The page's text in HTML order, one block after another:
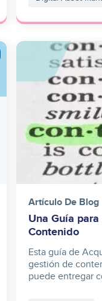
Image
Artículo De Blog
Una Guía
Contenido
Esta guía de
gestión de
puede entregar